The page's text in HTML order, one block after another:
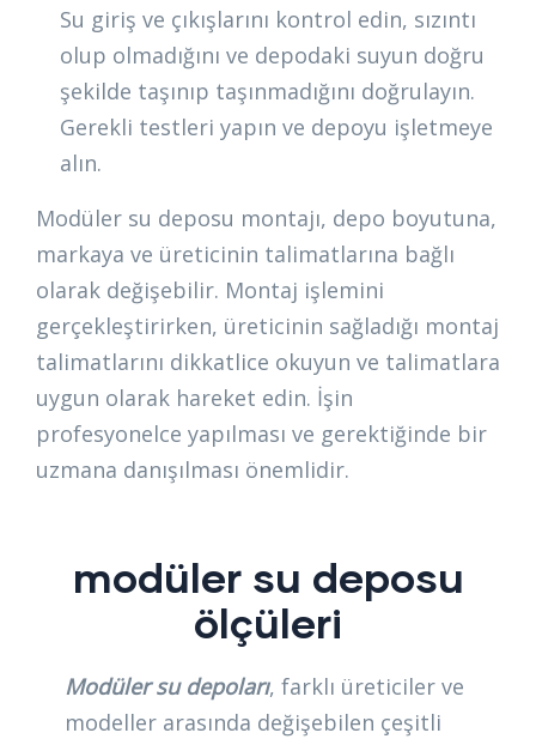
Su giriş ve çıkışlarını kontrol edin, sızıntı
olup olmadığını ve depodaki suyun doğru
şekilde taşınıp taşınmadığını doğrulayın.
Gerekli testleri yapın ve depoyu işletmeye
alın.
Modüler su deposu montajı, depo boyutuna,
markaya ve üreticinin talimatlarına bağlı
olarak değişebilir. Montaj işlemini
gerçekleştirirken, üreticinin sağladığı montaj
talimatlarını dikkatlice okuyun ve talimatlara
uygun olarak hareket edin. İşin
profesyonelce yapılması ve gerektiğinde bir
uzmana danışılması önemlidir.
modüler su deposu
ölçüleri
Modüler su depoları, farklı üreticiler ve
modeller arasında değişebilen çeşitli